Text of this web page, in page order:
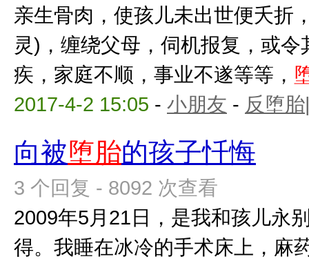
亲生骨肉，使孩儿未出世便夭折
灵)，缠绕父母，伺机报复，或
疾，家庭不顺，事业不遂等等，
2017-4-2 15:05 - 小朋友 - 反堕
向被堕胎的孩子忏悔
3 个回复 - 8092 次查看
2009年5月21日，是我和孩儿永
得。我睡在冰冷的手术床上，麻